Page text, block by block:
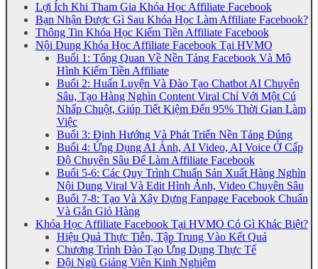
Lợi Ích Khi Tham Gia Khóa Học Affiliate Facebook
Bạn Nhận Được Gì Sau Khóa Học Làm Affiliate Facebook?
Thông Tin Khóa Học Kiếm Tiền Affiliate Facebook
Nội Dung Khóa Học Affiliate Facebook Tại HVMO
Buổi 1: Tổng Quan Về Nền Tảng Facebook Và Mô
Hình Kiếm Tiền Affiliate
Buổi 2: Huấn Luyện Và Đào Tạo Chatbot AI Chuyên
Sâu, Tạo Hàng Nghìn Content Viral Chỉ Với Một Cú
Nhấp Chuột, Giúp Tiết Kiệm Đến 95% Thời Gian Làm
Việc
Buổi 3: Định Hướng Và Phát Triển Nền Tảng Đúng
Buổi 4: Ứng Dụng AI Ảnh, AI Video, AI Voice Ở Cấp
Độ Chuyên Sâu Để Làm Affiliate Facebook
Buổi 5-6: Các Quy Trình Chuẩn Sản Xuất Hàng Nghìn
Nội Dung Viral Và Edit Hình Ảnh, Video Chuyên Sâu
Buổi 7-8: Tạo Và Xây Dựng Fanpage Facebook Chuẩn
Và Gắn Giỏ Hàng
Khóa Học Affiliate Facebook Tại HVMO Có Gì Khác Biệt?
Hiệu Quả Thực Tiễn, Tập Trung Vào Kết Quả
Chương Trình Đào Tạo Ứng Dụng Thực Tế
Đội Ngũ Giảng Viên Kinh Nghiệm